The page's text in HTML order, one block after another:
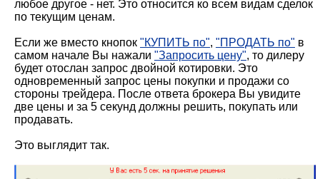
любое другое - нет. Это относится ко всем видам сделок
по текущим ценам.
Если же вместо кнопок "КУПИТЬ по", "ПРОДАТЬ по" в
самом начале Вы нажали "Запросить цену", то дилеру
будет отослан запрос двойной котировки. Это
одновременный запрос цены покупки и продажи со
стороны трейдера. После ответа брокера Вы увидите
две цены и за 5 секунд должны решить, покупать или
продавать.
Это выглядит так.